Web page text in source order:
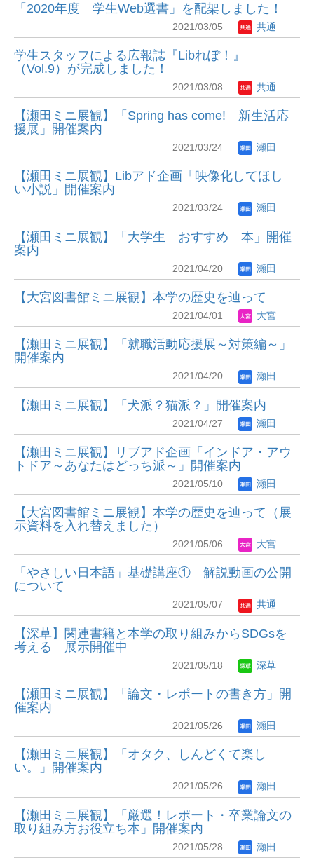
「2020年度 学生Web選書」を配架しました！
2021/03/05 共通
学生スタッフによる広報誌『Libれぽ！』
（Vol.9）が完成しました！
2021/03/08 共通
【瀬田ミニ展観】「Spring has come! 新生活応
援展」開催案内
2021/03/24 瀬田
【瀬田ミニ展観】Libアド企画「映像化してほし
い小説」開催案内
2021/03/24 瀬田
【瀬田ミニ展観】「大学生 おすすめ 本」開催
案内
2021/04/20 瀬田
【大宮図書館ミニ展観】本学の歴史を辿って
2021/04/01 大宮
【瀬田ミニ展観】「就職活動応援展～対策編～」
開催案内
2021/04/20 瀬田
【瀬田ミニ展観】「犬派？猫派？」開催案内
2021/04/27 瀬田
【瀬田ミニ展観】リブアド企画「インドア・アウ
トドア～あなたはどっち派～」開催案内
2021/05/10 瀬田
【大宮図書館ミニ展観】本学の歴史を辿って（展
示資料を入れ替えました）
2021/05/06 大宮
「やさしい日本語」基礎講座① 解説動画の公開
について
2021/05/07 共通
【深草】関連書籍と本学の取り組みからSDGsを
考える 展示開催中
2021/05/18 深草
【瀬田ミニ展観】「論文・レポートの書き方」開
催案内
2021/05/26 瀬田
【瀬田ミニ展観】「オタク、しんどくて楽し
い。」開催案内
2021/05/26 瀬田
【瀬田ミニ展観】「厳選！レポート・卒業論文の
取り組み方お役立ち本」開催案内
2021/05/28 瀬田